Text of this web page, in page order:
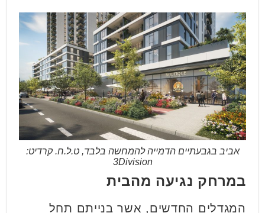
אביב בגבעתיים הדמייה להמחשה בלבד, ט.ל.ח. קרדיט:
3Division
במרחק נגיעה מהבית
המגדלים החדשים, אשר בנייתם תחל